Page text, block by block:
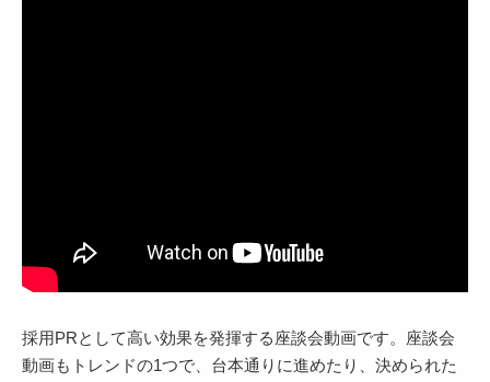
採用PRとして高い効果を発揮する座談会動画です。座談会
動画もトレンドの1つで、台本通りに進めたり、決められた